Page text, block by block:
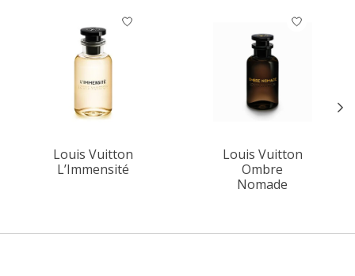
Items van productcarrousel
Louis Vuitton
L’Immensité
Louis Vuitton
Ombre
Nomade